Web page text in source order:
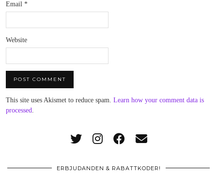
Email *
Website
This site uses Akismet to reduce spam. Learn how your comment data is
processed.
ERBJUDANDEN & RABATTKODER!